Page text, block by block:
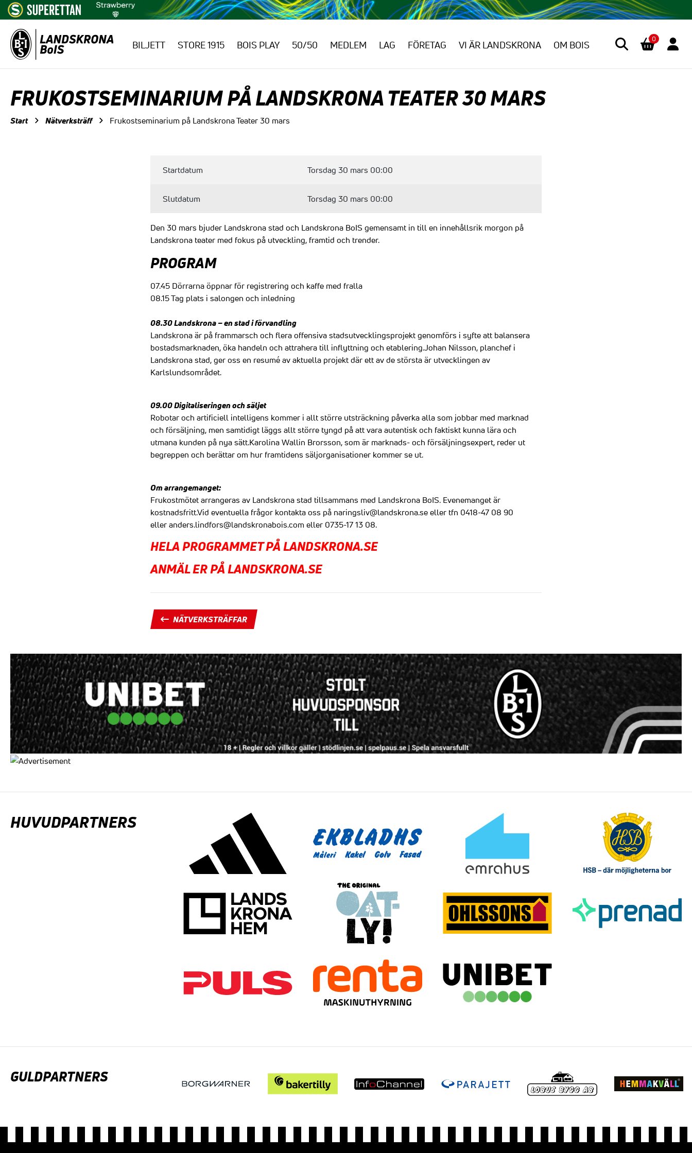
BILJETT STORE 1915 BOIS PLAY 50/50 MEDLEM LAG FÖRETAG VI ÄR LANDSKRONA OM BOIS
0
FRUKOSTSEMINARIUM PÅ LANDSKRONA TEATER 30 MARS
Start Nätverksträff Frukostseminarium på Landskrona Teater 30 mars
Startdatum Torsdag 30 mars 00:00
Slutdatum Torsdag 30 mars 00:00
Den 30 mars bjuder Landskrona stad och Landskrona BoIS gemensamt in till en innehållsrik morgon på
Landskrona teater med fokus på utveckling, framtid och trender.
PROGRAM
07.45 Dörrarna öppnar för registrering och kaffe med fralla
08.15 Tag plats i salongen och inledning
08.30 Landskrona – en stad i förvandling
Landskrona är på frammarsch och flera offensiva stadsutvecklingsprojekt genomförs i syfte att balansera
bostadsmarknaden, öka handeln och attrahera till inflyttning och etablering.Johan Nilsson, planchef i
Landskrona stad, ger oss en resumé av aktuella projekt där ett av de största är utvecklingen av
Karlslundsområdet.
09.00 Digitaliseringen och säljet
Robotar och artificiell intelligens kommer i allt större utsträckning påverka alla som jobbar med marknad
och försäljning, men samtidigt läggs allt större tyngd på att vara autentisk och faktiskt kunna lära och
utmana kunden på nya sätt.Karolina Wallin Brorsson, som är marknads- och försäljningsexpert, reder ut
begreppen och berättar om hur framtidens säljorganisationer kommer se ut.
Om arrangemanget:
Frukostmötet arrangeras av Landskrona stad tillsammans med Landskrona BoIS. Evenemanget är
kostnadsfritt.Vid eventuella frågor kontakta oss på naringsliv@landskrona.se eller tfn 0418-47 08 90
eller anders.lindfors@landskronabois.com eller 0735-17 13 08.
HELA PROGRAMMET PÅ LANDSKRONA.SE
ANMÄL ER PÅ LANDSKRONA.SE
NÄTVERKSTRÄFFAR
HUVUDPARTNERS
GULDPARTNERS